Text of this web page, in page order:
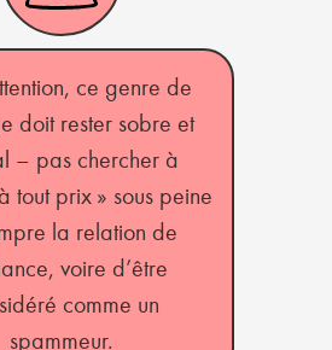
ce genre de
doit rester sobre et
– pas chercher à
tout prix » sous peine
la relation de
voire d’être
comme un
spammeur.